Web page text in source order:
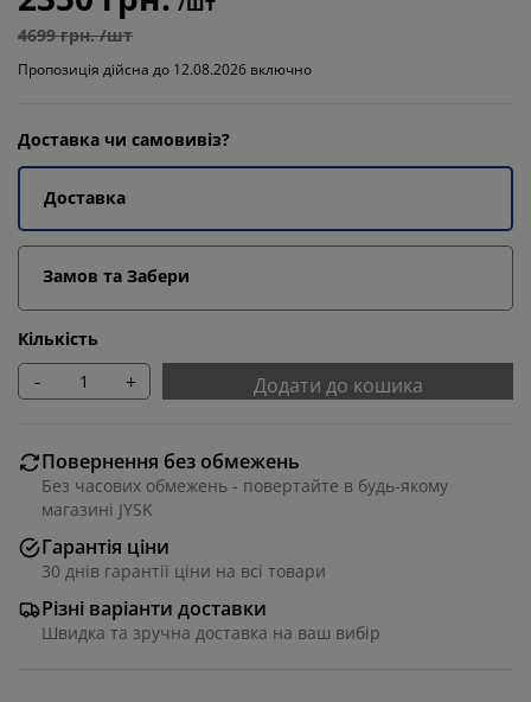
4699 грн. /шт
Пропозиція дійсна до 12.08.2026 включно
Доставка чи самовивіз?
Доставка
Замов та Забери
Кількість
- + Додати до кошика
Повернення без обмежень
Без часових обмежень - повертайте в будь-якому
магазині JYSK
Гарантія ціни
30 днів гарантії ціни на всі товари
Різні варіанти доставки
Швидка та зручна доставка на ваш вибір